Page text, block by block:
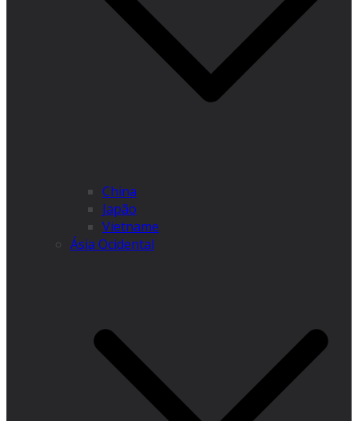
China
Japão
Vietname
Ásia Ocidental